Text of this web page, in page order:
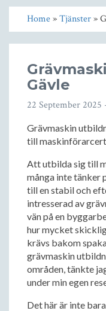
Home»Tjänster»
Gävle
22 September 2025
Grävmaskin
till
Att utbilda sig till
många inte tänker
till en stabil och
intresserad av
vän på en
hur mycket
krävs bakom
grävmaskin
områden, tänkte
under min egen
Det här är inte